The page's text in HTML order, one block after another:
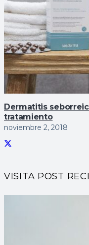
Dermatitis
tratamiento
noviembre 2, 2018
VISITA POST